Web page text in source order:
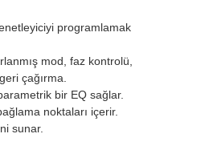
programlamak
mod, faz kontrolü,
çağırma.
bir EQ sağlar.
noktaları içerir.
sunar.